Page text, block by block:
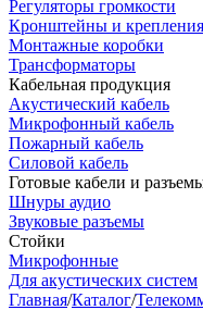
Регуляторы громкости
Кронштейны и крепления
Монтажные коробки
Трансформаторы
Кабельная продукция
Акустический кабель
Микрофонный кабель
Пожарный кабель
Силовой кабель
Готовые кабели и
Шнуры аудио
Звуковые разъемы
Стойки
Микрофонные
Для акустических систем
Главная/Каталог/